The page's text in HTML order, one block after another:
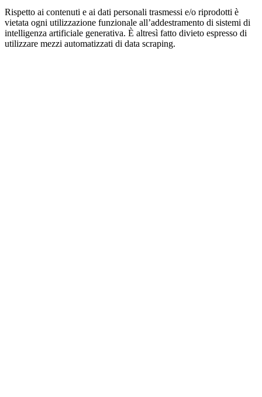
Rispetto ai contenuti e ai dati personali trasmessi e/o riprodotti è
vietata ogni utilizzazione funzionale all’addestramento di sistemi di
intelligenza artificiale generativa. È altresì fatto divieto espresso di
utilizzare mezzi automatizzati di data scraping.